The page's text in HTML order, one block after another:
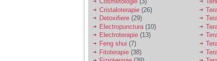
care nu pot trece:
prietena mea a ramas
insarcinata cu o fata.
Am fost de comun
acord sa facem un
copil, cu gandul ca e
baiat.
Cristaloterapie (26)
Detoxifiere (29)
Electropunctura (10)
Electroterapie (13)
Feng shui (7)
Fitoterapie (38)